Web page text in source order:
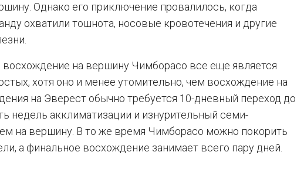
Однако его приключение провалилось, когда
охватили тошнота, носовые кровотечения и другие
восхождение на вершину Чимборасо все еще является
хотя оно и менее утомительно, чем восхождение на
на Эверест обычно требуется 10-дневный переход до
недель акклиматизации и изнурительный семи-
на вершину. В то же время Чимборасо можно покорить
а финальное восхождение занимает всего пару дней.